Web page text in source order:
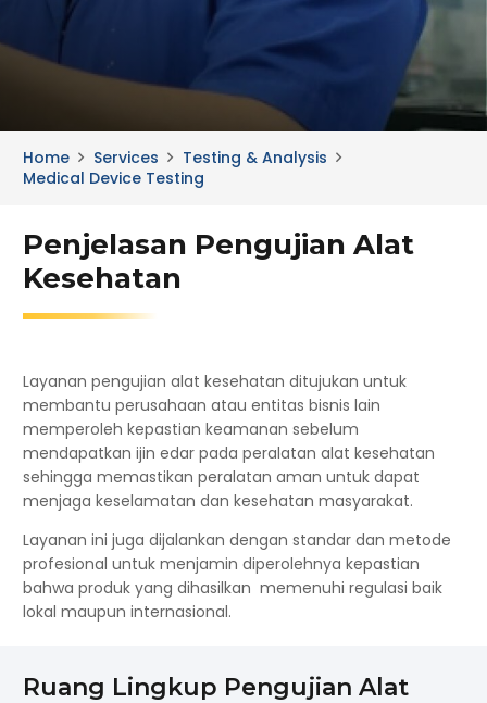
Home Services
Testing & Analysis
Medical Device Testing
Penjelasan Pengujian Alat
Kesehatan
Layanan pengujian alat kesehatan ditujukan untuk
membantu perusahaan atau entitas bisnis lain
memperoleh kepastian keamanan sebelum
mendapatkan ijin edar pada peralatan alat kesehatan
sehingga memastikan peralatan aman untuk dapat
menjaga keselamatan dan kesehatan masyarakat.
Layanan ini juga dijalankan dengan standar dan metode
profesional untuk menjamin diperolehnya kepastian
bahwa produk yang dihasilkan memenuhi regulasi baik
lokal maupun internasional.
Ruang Lingkup Pengujian Alat